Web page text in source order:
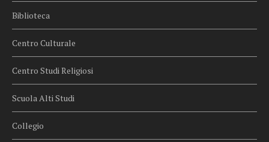
Biblioteca
Centro Culturale
Centro Studi Religiosi
Scuola Alti Studi
Collegio